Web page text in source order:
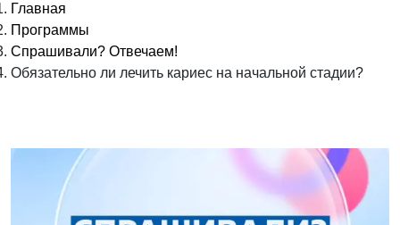
Главная
Программы
Спрашивали? Отвечаем!
Обязательно ли лечить кариес на начальной стадии?